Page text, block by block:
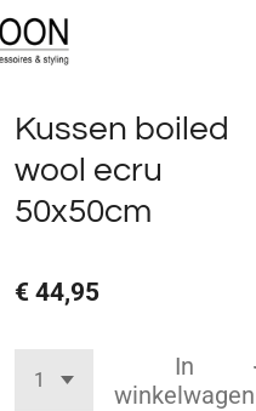
Kussen boiled
wool ecru
50x50cm
€ 44,95
In
winkelwagen